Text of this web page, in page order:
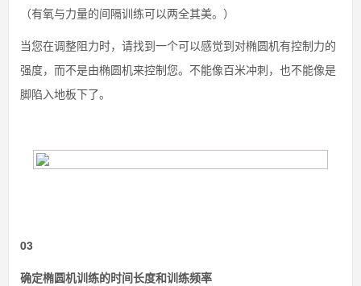
（有氧与力量的间隔训练可以两全其美。）
当您在调整阻力时，请找到一个可以感觉到对椭圆机有控制力的
强度，而不是由椭圆机来控制您。不能像百米冲刺，也不能像是
脚陷入地板下了。
03
确定椭圆机训练的时间长度和训练频率